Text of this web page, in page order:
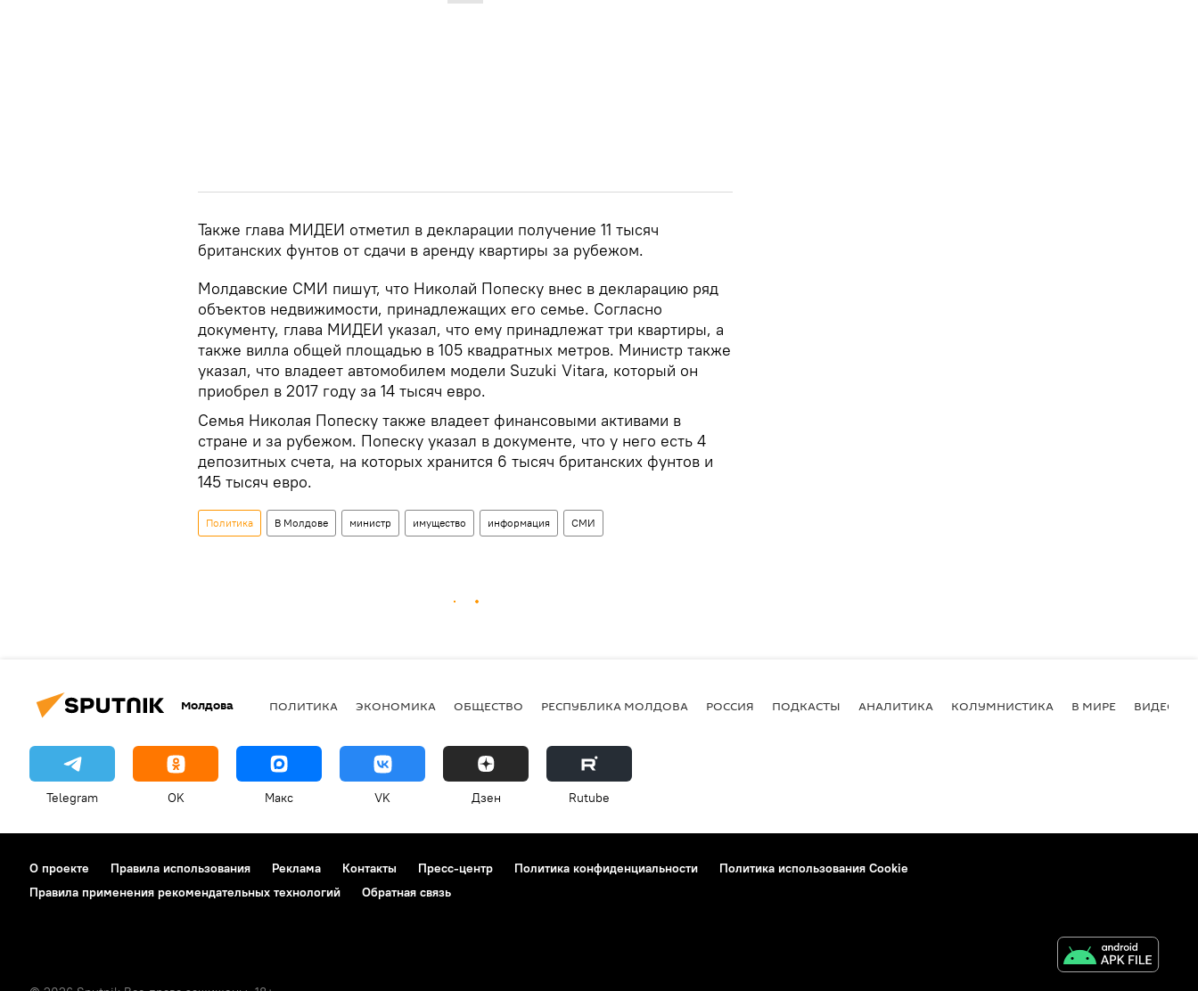
Также глава МИДЕИ отметил в декларации получение 11 тысяч
британских фунтов от сдачи в аренду квартиры за рубежом.
Молдавские СМИ пишут, что Николай Попеску внес в декларацию ряд
объектов недвижимости, принадлежащих его семье. Согласно
документу, глава МИДЕИ указал, что ему принадлежат три квартиры, а
также вилла общей площадью в 105 квадратных метров. Министр также
указал, что владеет автомобилем модели Suzuki Vitara, который он
приобрел в 2017 году за 14 тысяч евро.
Семья Николая Попеску также владеет финансовыми активами в
стране и за рубежом. Попеску указал в документе, что у него есть 4
депозитных счета, на которых хранится 6 тысяч британских фунтов и
145 тысяч евро.
Политика В Молдове министр имущество информация СМИ
Молдова ПОЛИТИКА ЭКОНОМИКА ОБЩЕСТВО РЕСПУБЛИКА МОЛДОВА РОССИЯ ПОДКАСТЫ АНАЛИТИКА КОЛУМНИСТИКА В МИРЕ ВИДЕО
Telegram OK Макс VK Дзен Rutube
О проекте Правила использования Реклама Контакты Пресс-центр Политика конфиденциальности
Политика использования Cookie
Правила применения рекомендательных технологий
Обратная связь